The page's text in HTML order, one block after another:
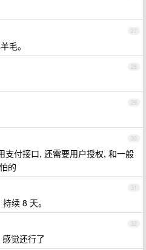
27
毛。
28
29
30
支付接口, 还需要用户授权, 和一般
的
31
续 8 天。
32
觉还行了